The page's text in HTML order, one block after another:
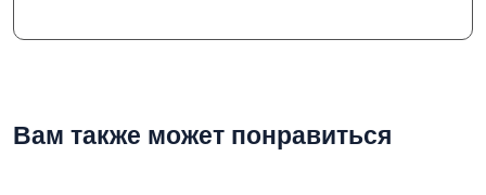
Вам также может понравиться